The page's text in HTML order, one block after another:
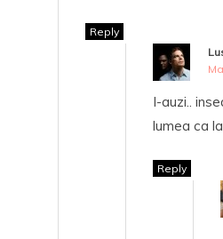
Reply
I-auzi..
lumea ca
Reply